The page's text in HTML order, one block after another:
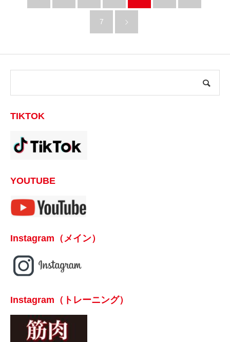
7
TIKTOK
YOUTUBE
Instagram（メイン）
Instagram（トレーニング）